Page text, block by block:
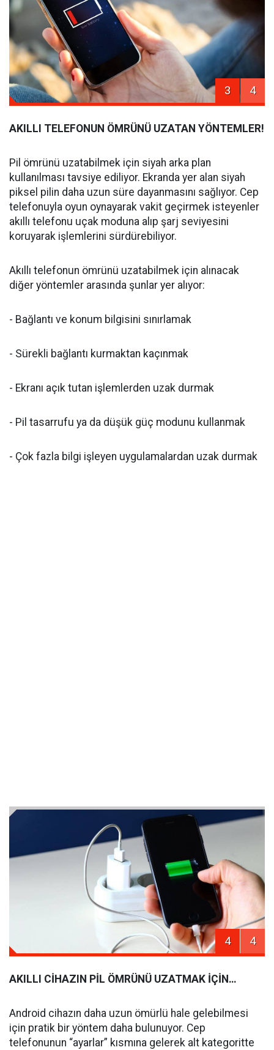
3 4
AKILLI TELEFONUN ÖMRÜNÜ UZATAN YÖNTEMLER!
Pil ömrünü uzatabilmek için siyah arka plan
kullanılması tavsiye ediliyor. Ekranda yer alan siyah
piksel pilin daha uzun süre dayanmasını sağlıyor. Cep
telefonuyla oyun oynayarak vakit geçirmek isteyenler
akıllı telefonu uçak moduna alıp şarj seviyesini
koruyarak işlemlerini sürdürebiliyor.
Akıllı telefonun ömrünü uzatabilmek için alınacak
diğer yöntemler arasında şunlar yer alıyor:
- Bağlantı ve konum bilgisini sınırlamak
- Sürekli bağlantı kurmaktan kaçınmak
- Ekranı açık tutan işlemlerden uzak durmak
- Pil tasarrufu ya da düşük güç modunu kullanmak
- Çok fazla bilgi işleyen uygulamalardan uzak durmak
4 4
AKILLI CİHAZIN PİL ÖMRÜNÜ UZATMAK İÇİN…
Android cihazın daha uzun ömürlü hale gelebilmesi
için pratik bir yöntem daha bulunuyor. Cep
telefonunun “ayarlar” kısmına gelerek alt kategoritte